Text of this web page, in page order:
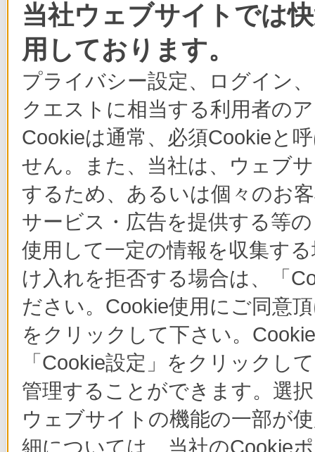
当社ウェブサイトでは
用しております。
プライバシー設定、ログイン
クエストに相当する利用者の
Cookieは通常、必須Cookieと
せん。また、当社は、ウェブ
するため、あるいは個々のお
サービス・広告を提供する等
使用して一定の情報を収集す
け入れを拒否する場合は、「
ださい。Cookie使用にご同意
をクリックして下さい。
「Cookie設定」をクリックし
管理することができます。選
ウェブサイトの機能の一部が
細については、当社のCookie